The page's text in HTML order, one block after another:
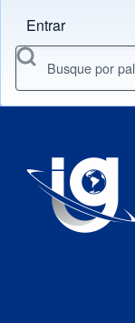
Menu do usuário
Entrar
Search